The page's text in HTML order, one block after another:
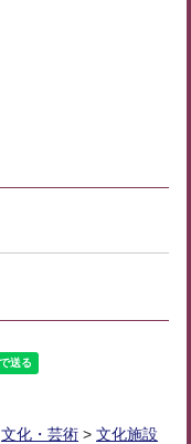
文化・芸術 > 文化施設